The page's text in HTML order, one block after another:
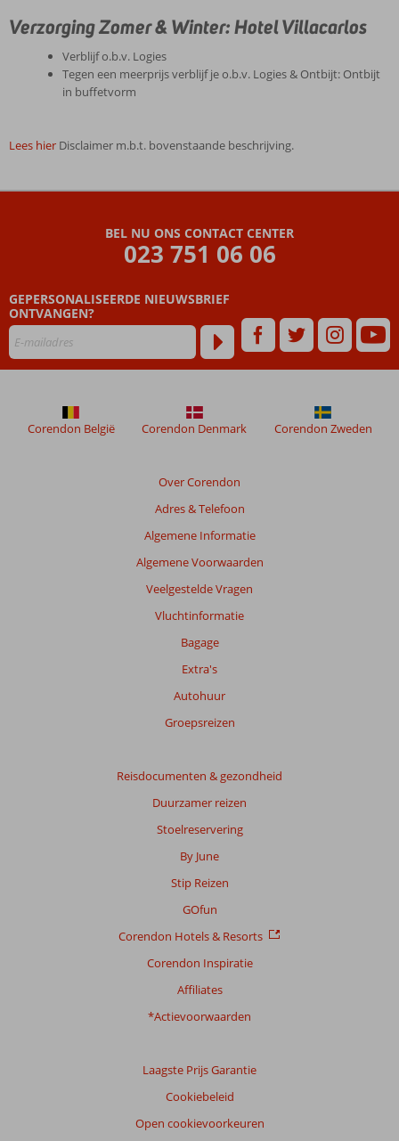
Verzorging Zomer & Winter: Hotel Villacarlos
Verblijf o.b.v. Logies
Tegen een meerprijs verblijf je o.b.v. Logies & Ontbijt: Ontbijt
in buffetvorm
Lees hier Disclaimer m.b.t. bovenstaande beschrijving.
na
hun
verblijf
in
Beoordelingen
BEL NU ONS CONTACT CENTER
023 751 06 06
GEPERSONALISEERDE NIEUWSBRIEF
ONTVANGEN?
Over Corendon
Adres & Telefoon
Algemene Informatie
Algemene Voorwaarden
Veelgestelde Vragen
Vluchtinformatie
Bagage
Extra's
Autohuur
Groepsreizen
Reisdocumenten & gezondheid
Duurzamer reizen
Stoelreservering
By June
Stip Reizen
GOfun
Corendon Hotels & Resorts
Corendon Inspiratie
Affiliates
*Actievoorwaarden
Laagste Prijs Garantie
Cookiebeleid
Open cookievoorkeuren
Corendon België Corendon Denmark Corendon Zweden